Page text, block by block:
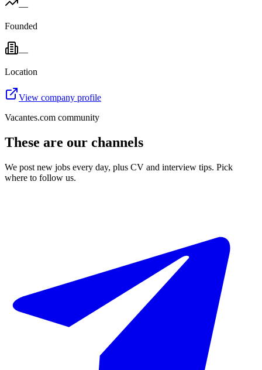
—
Founded
—
Location
View company profile
Vacantes.com community
These are our channels
We post new jobs every day, plus CV and interview tips. Pick
where to follow us.